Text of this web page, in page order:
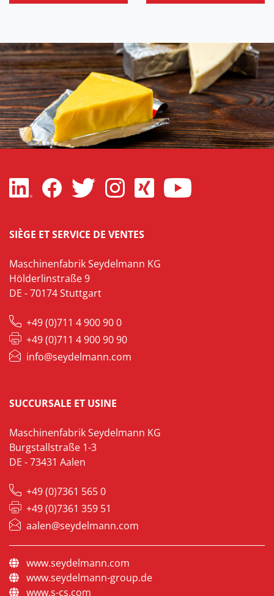
SIÈGE ET SERVICE DE VENTES
Maschinenfabrik Seydelmann KG
Hölderlinstraße 9
DE - 70174 Stuttgart
+49 (0)711 4 900 90 0
+49 (0)711 4 900 90 90
info@seydelmann.com
SUCCURSALE ET USINE
Maschinenfabrik Seydelmann KG
Burgstallstraße 1-3
DE - 73431 Aalen
+49 (0)7361 565 0
+49 (0)7361 359 51
aalen@seydelmann.com
www.seydelmann.com
www.seydelmann-group.de
www.s-cs.com